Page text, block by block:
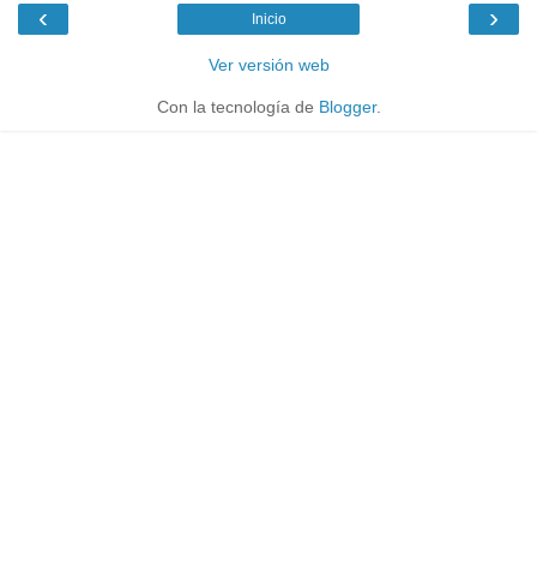
‹ ›
Inicio
Ver versión web
Con la tecnología de Blogger.